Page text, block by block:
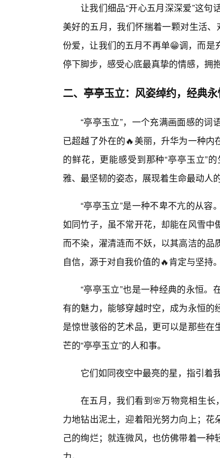
让我们细品“开心五月深深爱”这
美好的五月，我们怀揣着一颗对生活
份爱，让我们的五月不再单😁调，而
停下脚步，感受心底最真挚的情感，拥
二、亭亭玉立：风姿绰约，经典
“亭亭玉立”，一个充满画面感的
已超越了外在的🔥美丽，升华为一种
的鲜花，更能感受到那种“亭亭玉立”
雅、最坚韧的姿态，展现着生命最动人
“亭亭玉立”是一种不卑不亢的从
如同竹子，虽不常开花，却能在风雪
而不染，濯清涟而不妖，以其高洁的
自信，源于对自我价值的🔥肯定与坚持
“亭亭玉立”也是一种经典的永恒
有的魅力，能够穿越时空，成为永恒
是惊世骇俗的艺术品，更可以是那些
芒的“亭亭玉立”的人和事。
它们如同夜空中最亮的星，指引着
在五月，我们看到🌸万物竞相生长
力地钻出泥土，迎着阳光努力向上；
己的绚烂；就连微风，也仿佛带着一